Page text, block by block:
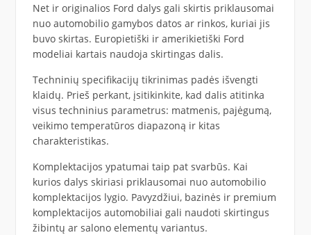
Net ir originalios Ford dalys gali skirtis priklausomai
nuo automobilio gamybos datos ar rinkos, kuriai jis
buvo skirtas. Europietiški ir amerikietiški Ford
modeliai kartais naudoja skirtingas dalis.
Techninių specifikacijų tikrinimas padės išvengti
klaidų. Prieš perkant, įsitikinkite, kad dalis atitinka
visus techninius parametrus: matmenis, pajėgumą,
veikimo temperatūros diapazoną ir kitas
charakteristikas.
Komplektacijos ypatumai taip pat svarbūs. Kai
kurios dalys skiriasi priklausomai nuo automobilio
komplektacijos lygio. Pavyzdžiui, bazinės ir premium
komplektacijos automobiliai gali naudoti skirtingus
žibintų ar salono elementų variantus.